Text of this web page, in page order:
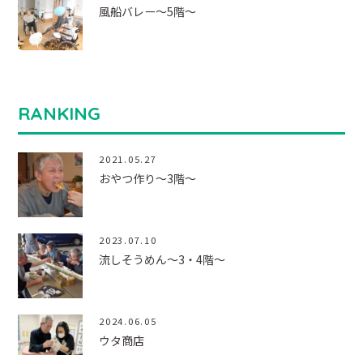
風船バレー～5階～
RANKING
2021.05.27
おやつ作り～3階～
2023.07.10
流しそうめん～3・4階～
2024.06.05
ウタ商店